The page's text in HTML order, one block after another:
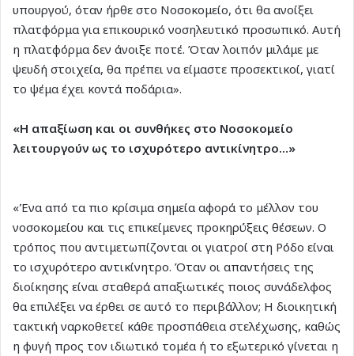
υπουργού, όταν ήρθε στο Νοσοκομείο, ότι θα ανοίξει
πλατφόρμα για επικουρικό νοσηλευτικό προσωπικό. Αυτή
η πλατφόρμα δεν άνοιξε ποτέ. Όταν λοιπόν μιλάμε με
ψευδή στοιχεία, θα πρέπει να είμαστε προσεκτικοί, γιατί
το ψέμα έχει κοντά ποδάρια».
«Η απαξίωση και οι συνθήκες στο Νοσοκομείο
λειτουργούν ως το ισχυρότερο αντικίνητρο…»
«Ένα από τα πιο κρίσιμα σημεία αφορά το μέλλον του
νοσοκομείου και τις επικείμενες προκηρύξεις θέσεων. Ο
τρόπος που αντιμετωπίζονται οι γιατροί στη Ρόδο είναι
το ισχυρότερο αντικίνητρο. Όταν οι απαντήσεις της
διοίκησης είναι σταθερά απαξιωτικές ποιος συνάδελφος
θα επιλέξει να έρθει σε αυτό το περιβάλλον; Η διοικητική
τακτική ναρκοθετεί κάθε προσπάθεια στελέχωσης, καθώς
η φυγή προς τον ιδιωτικό τομέα ή το εξωτερικό γίνεται η